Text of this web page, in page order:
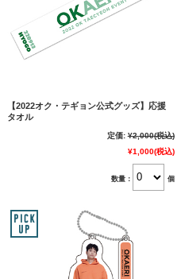
【2022オク・テギョン公式グッズ】応援
タオル
定価: ¥2,000(税込)
¥1,000(税込)
数量： 個